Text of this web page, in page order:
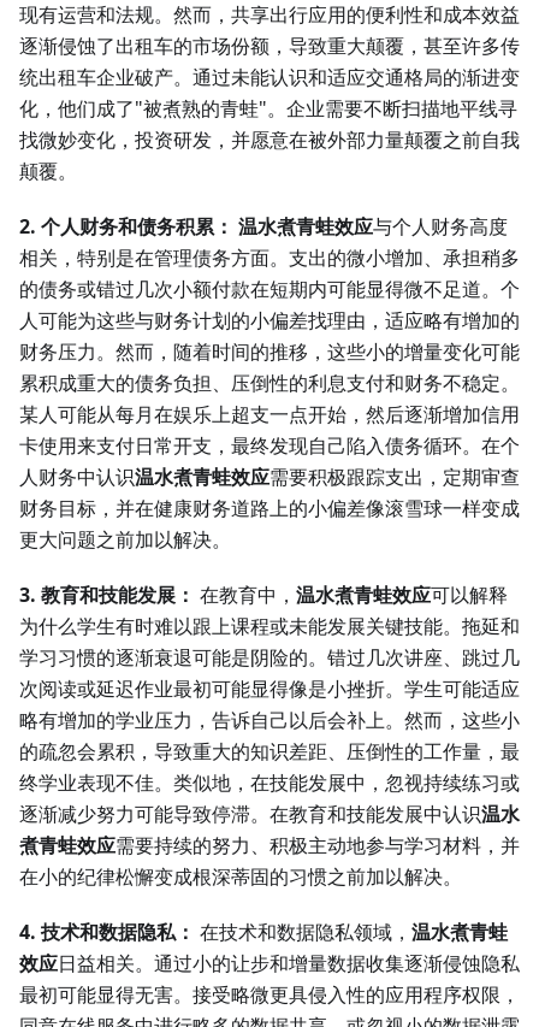
现有运营和法规。然而，共享出行应用的便利性和成本效益
逐渐侵蚀了出租车的市场份额，导致重大颠覆，甚至许多传
统出租车企业破产。通过未能认识和适应交通格局的渐进变
化，他们成了"被煮熟的青蛙"。企业需要不断扫描地平线寻
找微妙变化，投资研发，并愿意在被外部力量颠覆之前自我
颠覆。
2. 个人财务和债务积累： 温水煮青蛙效应与个人财务高度
相关，特别是在管理债务方面。支出的微小增加、承担稍多
的债务或错过几次小额付款在短期内可能显得微不足道。个
人可能为这些与财务计划的小偏差找理由，适应略有增加的
财务压力。然而，随着时间的推移，这些小的增量变化可能
累积成重大的债务负担、压倒性的利息支付和财务不稳定。
某人可能从每月在娱乐上超支一点开始，然后逐渐增加信用
卡使用来支付日常开支，最终发现自己陷入债务循环。在个
人财务中认识温水煮青蛙效应需要积极跟踪支出，定期审查
财务目标，并在健康财务道路上的小偏差像滚雪球一样变成
更大问题之前加以解决。
3. 教育和技能发展： 在教育中， 温水煮青蛙效应可以解释
为什么学生有时难以跟上课程或未能发展关键技能。拖延和
学习习惯的逐渐衰退可能是阴险的。错过几次讲座、跳过几
次阅读或延迟作业最初可能显得像是小挫折。学生可能适应
略有增加的学业压力，告诉自己以后会补上。然而，这些小
的疏忽会累积，导致重大的知识差距、压倒性的工作量，最
终学业表现不佳。类似地，在技能发展中，忽视持续练习或
逐渐减少努力可能导致停滞。在教育和技能发展中认识温水
煮青蛙效应需要持续的努力、积极主动地参与学习材料，并
在小的纪律松懈变成根深蒂固的习惯之前加以解决。
4. 技术和数据隐私： 在技术和数据隐私领域， 温水煮青蛙
效应日益相关。通过小的让步和增量数据收集逐渐侵蚀隐私
最初可能显得无害。接受略微更具侵入性的应用程序权限，